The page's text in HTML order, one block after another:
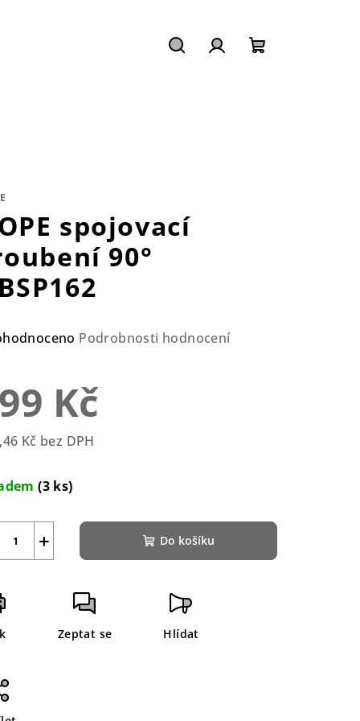
spojovací
90°
Podrobnosti hodnocení
Kč
Kč bez DPH
(3 ks)
+ Do košíku
Zeptat se Hlídat